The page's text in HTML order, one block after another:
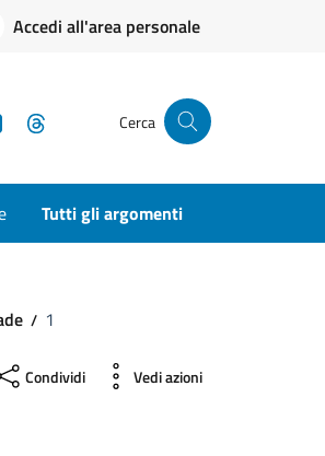
Accedi all'area personale
WhatsApp Cerca
Tutti gli argomenti
1
Condividi Vedi azioni